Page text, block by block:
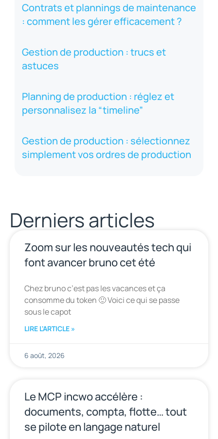
Contrats et plannings de maintenance
: comment les gérer efficacement ?
Gestion de production : trucs et
astuces
Planning de production : réglez et
personnalisez la “timeline”
Gestion de production : sélectionnez
simplement vos ordres de production
Derniers articles
Zoom sur les nouveautés tech qui
font avancer bruno cet été
Chez bruno c’est pas les vacances et ça
consomme du token 🙂 Voici ce qui se passe
sous le capot
LIRE L'ARTICLE »
6 août, 2026
Le MCP incwo accélère :
documents, compta, flotte… tout
se pilote en langage naturel